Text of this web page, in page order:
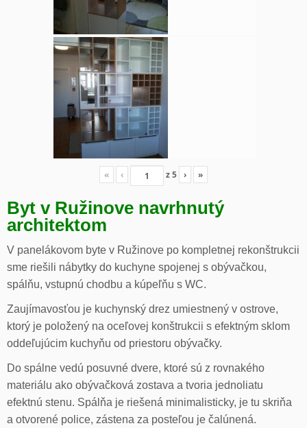
« ‹ z5 › »
Byt v Ružinove navrhnutý
architektom
V panelákovom byte v Ružinove po kompletnej rekonštrukcii
sme riešili nábytky do kuchyne spojenej s obývačkou,
spálňu, vstupnú chodbu a kúpeľňu s WC.
Zaujímavosťou je kuchynský drez umiestnený v ostrove,
ktorý je položený na oceľovej konštrukcii s efektným sklom
oddeľujúcim kuchyňu od priestoru obývačky.
Do spálne vedú posuvné dvere, ktoré sú z rovnakého
materiálu ako obývačková zostava a tvoria jednoliatu
efektnú stenu. Spálňa je riešená minimalisticky, je tu skriňa
a otvorené police, zástena za posteľou je čalúnená.